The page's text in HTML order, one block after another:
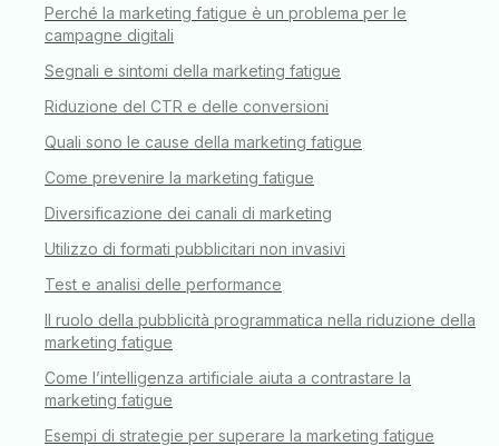
Perché la marketing fatigue è un problema per le
campagne digitali
Segnali e sintomi della marketing fatigue
Riduzione del CTR e delle conversioni
Quali sono le cause della marketing fatigue
Come prevenire la marketing fatigue
Diversificazione dei canali di marketing
Utilizzo di formati pubblicitari non invasivi
Test e analisi delle performance
Il ruolo della pubblicità programmatica nella riduzione della
marketing fatigue
Come l’intelligenza artificiale aiuta a contrastare la
marketing fatigue
Esempi di strategie per superare la marketing fatigue